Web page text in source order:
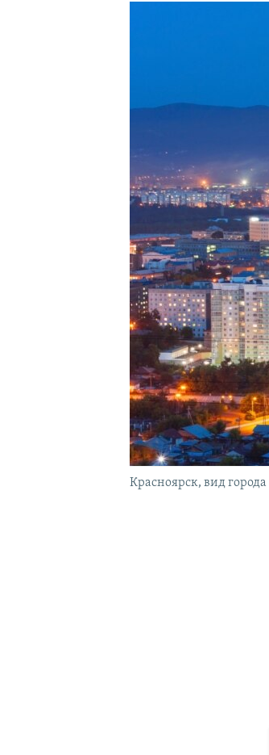
Красноярск, вид города